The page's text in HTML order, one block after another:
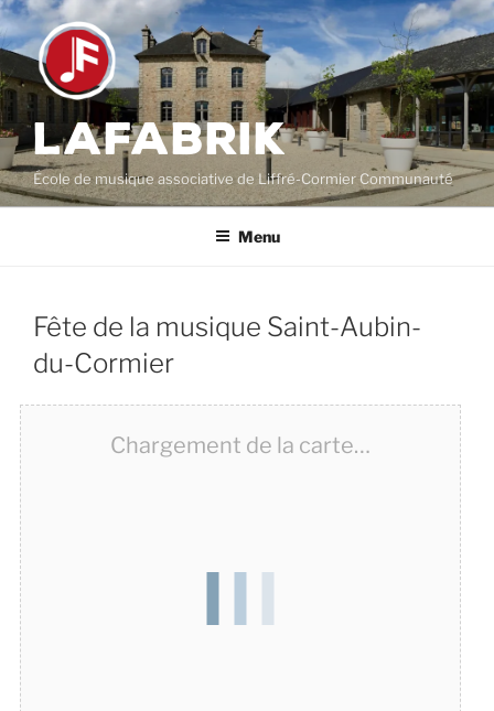
Aller
au
contenu
principal
LAFABRIK
École de musique associative de Liffré-Cormier Communauté
Menu
Fête de la musique Saint-Aubin-
du-Cormier
Chargement de la carte…